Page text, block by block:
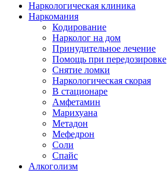
Наркологическая клиника
Наркомания
Кодирование
Нарколог на дом
Принудительное лечение
Помощь при передозировке
Снятие ломки
Наркологическая скорая
В стационаре
Амфетамин
Марихуана
Метадон
Мефедрон
Соли
Спайс
Алкоголизм